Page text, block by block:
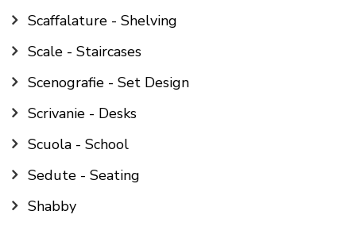
Scaffalature - Shelving
Scale - Staircases
Scenografie - Set Design
Scrivanie - Desks
Scuola - School
Sedute - Seating
Shabby